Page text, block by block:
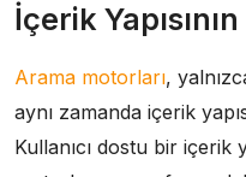
İçerik
Arama motorları,
aynı zamanda içerik
Kullanıcı dostu bir içerik